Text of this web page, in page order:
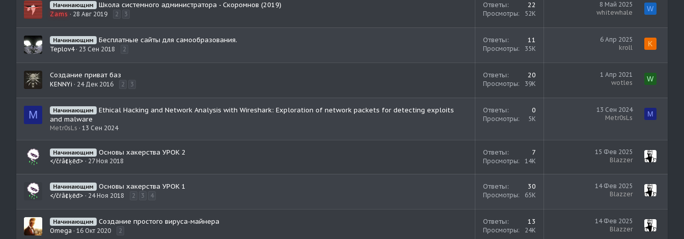
Начинающим Школа системного администратора - Скоромнов (2019)
Zams 28 Авг 2019 2 3
Ответы 22
Просмотры 52K
8 Май 2025
whitewhale
W
Начинающим Бесплатные сайты для самообразования.
Teplov4 23 Сен 2018 2
Ответы 11
Просмотры 35K
6 Апр 2025
kroll
K
Создание приват баз
KENNYi 24 Дек 2016 2 3
Ответы 20
Просмотры 39K
1 Апр 2021
wotles
W
M Начинающим
Ethical Hacking and Network Analysis with Wireshark: Exploration of network packets for detecting exploits
and malware
Metr0sLs 13 Сен 2024
Ответы 0
Просмотры 5K
13 Сен 2024
Metr0sLs
M
Начинающим Основы хакерства УРОК 2
</čŕã¢ķēđ> 27 Ноя 2018
Ответы 7
Просмотры 14K
15 Фев 2025
Blazzer
Начинающим Основы хакерства УРОК 1
</čŕã¢ķēđ> 24 Ноя 2018 2 3 4
Ответы 30
Просмотры 65K
14 Фев 2025
Blazzer
Начинающим Создание простого вируса-майнера
Omega 16 Окт 2020 2
Ответы 13
Просмотры 24K
14 Фев 2025
Blazzer